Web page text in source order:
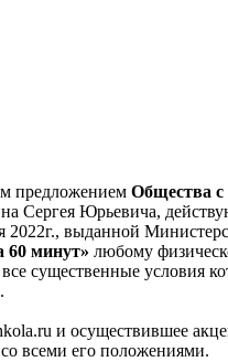
предложениемОбщества
Сергея Юрьевича,
выданной
минут» любому
существенные условия
и осуществившее
всеми его положениями.